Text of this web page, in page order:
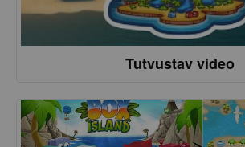
Tutvustav video